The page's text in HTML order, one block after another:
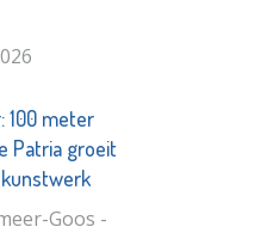
100 meter
Patria groeit
Goos -